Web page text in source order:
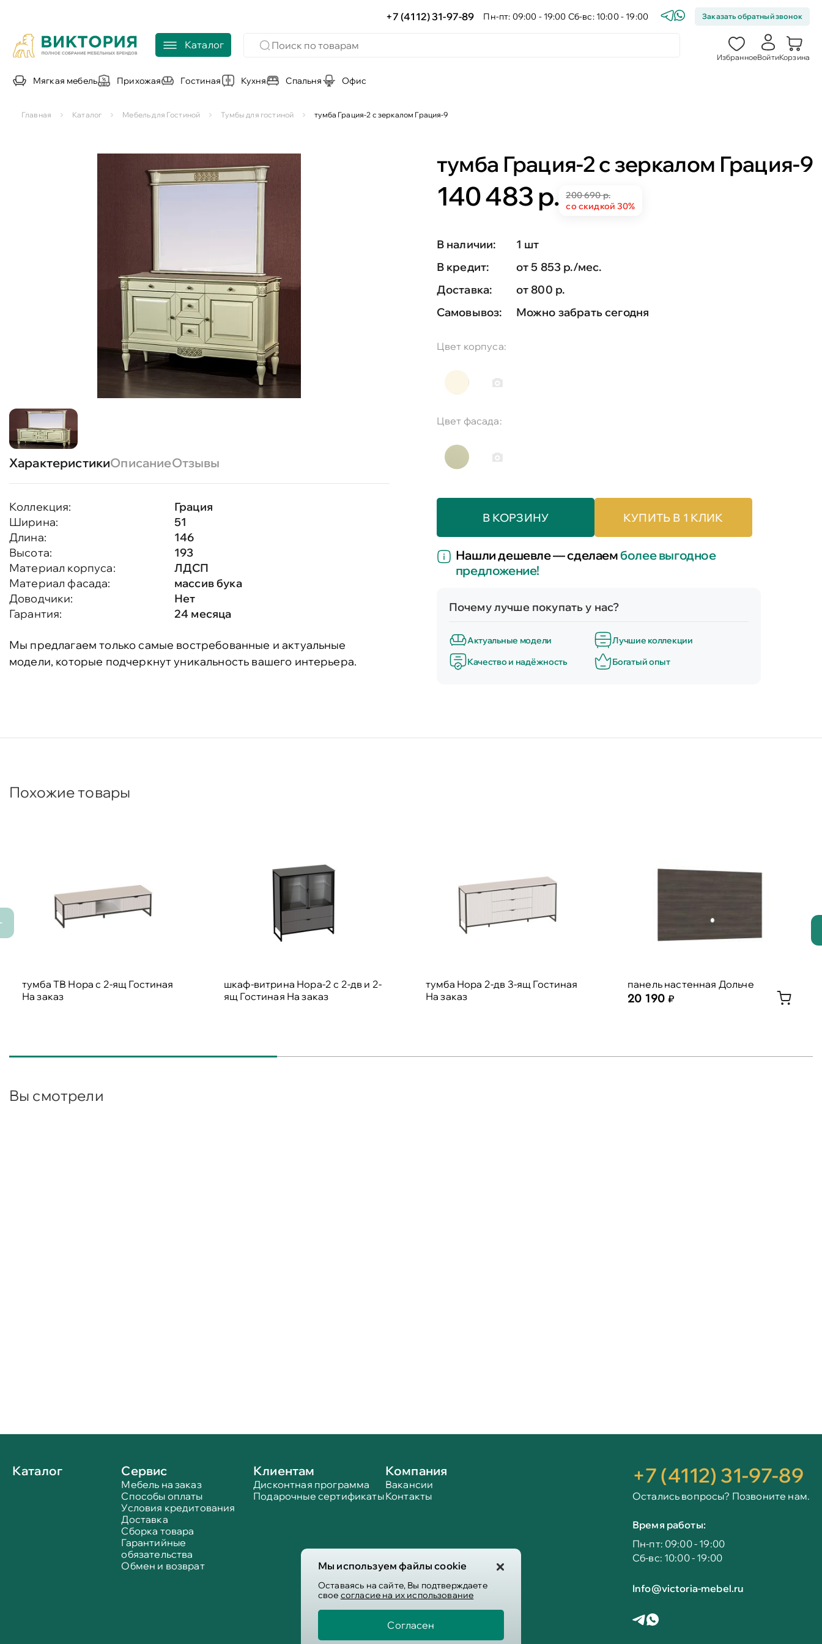
+7 (4112) 31-97-89 Пн-пт: 09:00 - 19:00 Сб-вс: 10:00 - 19:00 Заказать обратный звонок
Каталог
ИзбранноеВойтиКорзина
Мягкая мебель Прихожая Гостиная Кухня Спальня Офис
Мы используем файлы cookie
Оставаясь на сайте, Вы подтверждаете
свое согласие на их использование
Согласен
Главная Каталог Мебель для Гостиной Тумбы для гостиной тумба Грация-2 с зеркалом Грация-9
ХарактеристикиОписаниеОтзывы
Коллекция:
Грация
Ширина:
51
Длина:
146
Высота:
193
Материал корпуса:
ЛДСП
Материал фасада:
массив бука
Доводчики:
Нет
Гарантия:
24 месяца
Мы предлагаем только самые востребованные и актуальные
модели, которые подчеркнут уникальность вашего интерьера.
тумба Грация-2 с зеркалом Грация-9
140 483 р.
200 690 р.
со скидкой 30%
В наличии:
1 шт
В кредит:
от 5 853 р./мес.
Доставка:
от 800 р.
Самовывоз:
Можно забрать сегодня
Цвет корпуса:
Цвет фасада:
В КОРЗИНУ КУПИТЬ В 1 КЛИК
Нашли дешевле — сделаемболее выгодное
предложение!
Почему лучше покупать у нас?
Актуальные модели
Лучшие коллекции
Качество и надёжность
Богатый опыт
Похожие товары
тумба ТВ Нора с 2-ящ Гостиная
На заказ
шкаф-витрина Нора-2 с 2-дв и 2-
ящ Гостиная На заказ
тумба Нора 2-дв 3-ящ Гостиная
На заказ
панель настенная Дольче
20 190
Вы смотрели
Каталог Сервис
Мебель на заказ
Способы оплаты
Условия кредитования
Доставка
Сборка товара
Гарантийные
обязательства
Обмен и возврат
Клиентам
Дисконтная программа
Подарочные сертификаты
Компания
Вакансии
Контакты
+7 (4112) 31-97-89
Остались вопросы? Позвоните нам.
Время работы:
Пн-пт: 09:00 - 19:00
Сб-вс: 10:00 - 19:00
Info@victoria-mebel.ru